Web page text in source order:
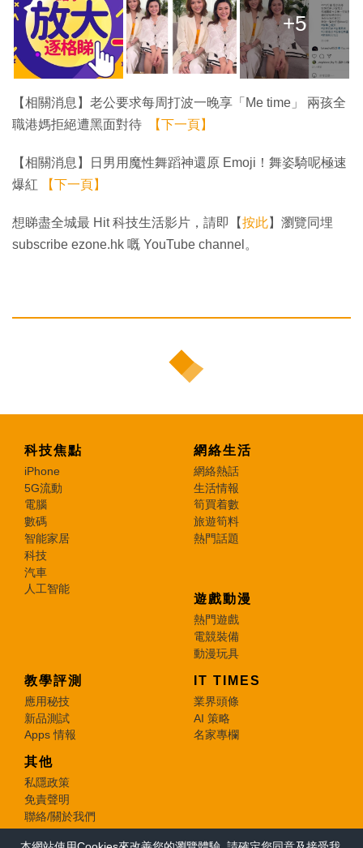
+5
【相關消息】老公要求每周打波一晚享「Me time」 兩孩全
職港媽拒絕遭黑面對待
【下一頁】
【相關消息】日男用魔性舞蹈神還原 Emoji！舞姿騎呢極速
爆紅
【下一頁】
想睇盡全城最 Hit 科技生活影片，請即【按此】瀏覽同埋
subscribe ezone.hk 嘅 YouTube channel。
科技焦點
iPhone
5G流動
電腦
數碼
智能家居
科技
汽車
人工智能
網絡生活
網絡熱話
生活情報
筍買着數
旅遊筍料
熱門話題
遊戲動漫
熱門遊戲
電競裝備
動漫玩具
教學評測
應用秘技
新品測試
Apps 情報
IT TIMES
業界頭條
AI 策略
名家專欄
其他
私隱政策
免責聲明
聯絡/關於我們